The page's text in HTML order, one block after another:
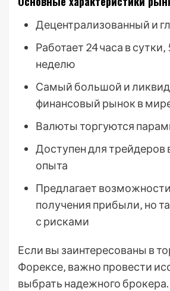
Децентрализованный и
Работает 24 часа в сутки‚
неделю
Самый большой и
финансовый рынок в
Валюты торгуются
Доступен для трейдеров
опыта
Предлагает
получения прибыли‚ но
с рисками
Если вы заинтересованы в
Форексе‚ важно провести
выбрать надежного